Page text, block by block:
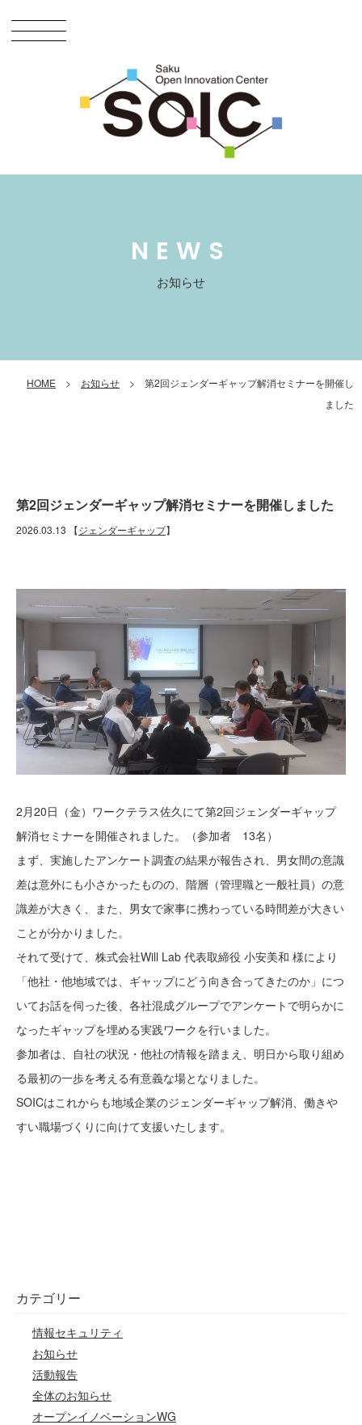
NEWS
お知らせ
HOME > お知らせ > 第2回ジェンダーギャップ解消セミナーを開催し
ました
第2回ジェンダーギャップ解消セミナーを開催しました
2026.03.13 【ジェンダーギャップ】
2月20日（金）ワークテラス佐久にて第2回ジェンダーギャップ
解消セミナーを開催されました。（参加者 13名）
まず、実施したアンケート調査の結果が報告され、男女間の意識
差は意外にも小さかったものの、階層（管理職と一般社員）の意
識差が大きく、また、男女で家事に携わっている時間差が大きい
ことが分かりました。
それて受けて、株式会社Will Lab 代表取締役 小安美和 様により
「他社・他地域では、ギャップにどう向き合ってきたのか」につ
いてお話を伺った後、各社混成グループでアンケートで明らかに
なったギャップを埋める実践ワークを行いました。
参加者は、自社の状況・他社の情報を踏まえ、 明日から取り組め
る最初の一歩を考える有意義な場となりました。
SOICはこれからも地域企業のジェンダーギャップ解消、働きや
すい職場づくりに向けて支援いたします。
カテゴリー
情報セキュリティ
お知らせ
活動報告
全体のお知らせ
オープンイノベーションWG